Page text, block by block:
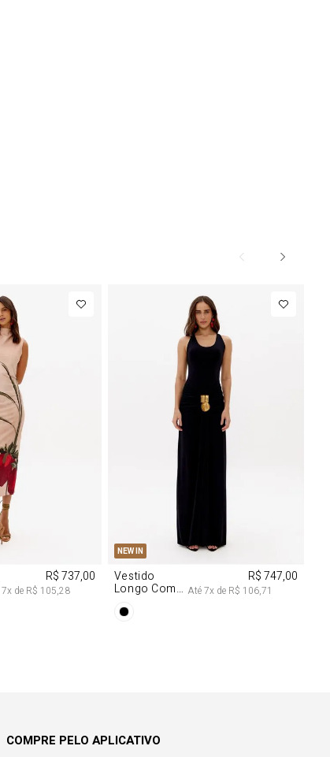
M
R$ 737,00
7x de R$ 105,28
NEW IN
PP M
Vestido
Longo Com
Na Frente
R$ 747,00
Até7x de R$ 106,71
COMPRE PELO APLICATIVO